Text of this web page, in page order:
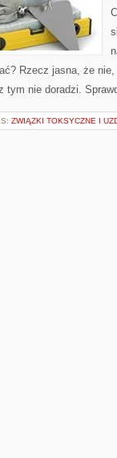
Rzecz jasna, że
tym nie doradzi.
ZWIĄZKI TOKSYCZNE I